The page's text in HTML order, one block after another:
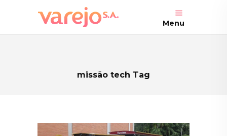
Menu
missão tech Tag